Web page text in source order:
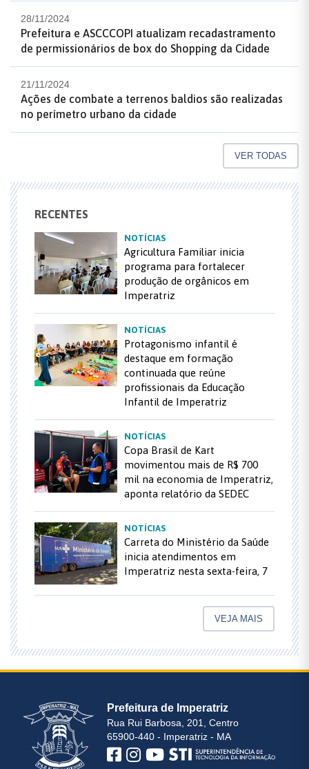
28/11/2024
Prefeitura e ASCCCOPI atualizam recadastramento
de permissionários de box do Shopping da Cidade
21/11/2024
Ações de combate a terrenos baldios são realizadas
no perímetro urbano da cidade
VER TODAS
RECENTES
NOTÍCIAS
Agricultura Familiar inicia
programa para fortalecer
produção de orgânicos em
Imperatriz
NOTÍCIAS
Protagonismo infantil é
destaque em formação
continuada que reúne
profissionais da Educação
Infantil de Imperatriz
NOTÍCIAS
Copa Brasil de Kart
movimentou mais de R$ 700
mil na economia de Imperatriz,
aponta relatório da SEDEC
NOTÍCIAS
Carreta do Ministério da Saúde
inicia atendimentos em
Imperatriz nesta sexta-feira, 7
VEJA MAIS
Prefeitura de Imperatriz
Rua Rui Barbosa, 201, Centro
65900-440 - Imperatriz - MA